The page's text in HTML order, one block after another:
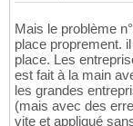
Mais le problème
place proprement.
place. Les
est fait à la main
les grandes
(mais avec des
vite et appliqué